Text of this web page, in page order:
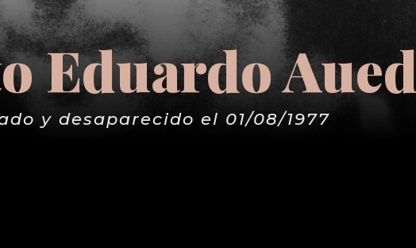
Eduardo Aued
y desaparecido el 01/08/1977